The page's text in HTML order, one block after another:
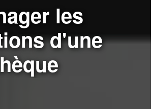
les
d'une